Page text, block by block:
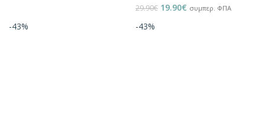
29.90€ 19.90€ συμπερ. ΦΠΑ
-43% -43%